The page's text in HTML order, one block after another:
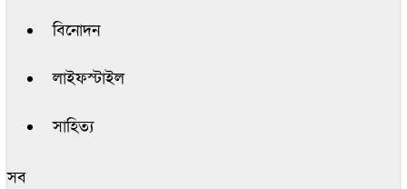
বিনোদন
লাইফস্টাইল
সাহিত্য
সব